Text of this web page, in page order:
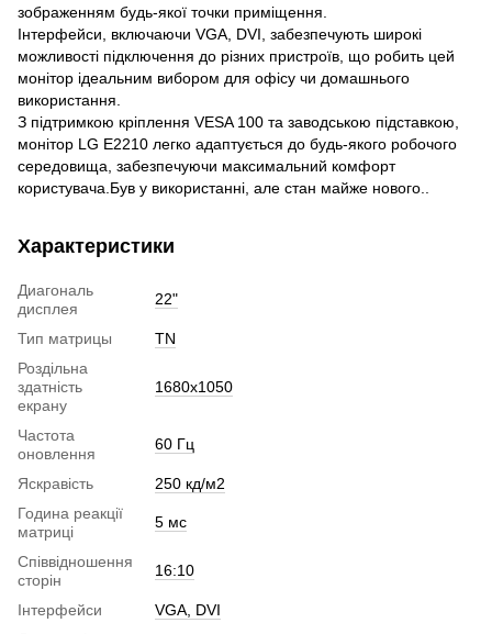
зображенням будь-якої точки приміщення.
Інтерфейси, включаючи VGA, DVI, забезпечують широкі
можливості підключення до різних пристроїв, що робить цей
монітор ідеальним вибором для офісу чи домашнього
використання.
З підтримкою кріплення VESA 100 та заводською підставкою,
монітор LG E2210 легко адаптується до будь-якого робочого
середовища, забезпечуючи максимальний комфорт
користувача.Був у використанні, але стан майже нового..
Характеристики
Диагональ
дисплея
22"
Тип матрицы
TN
Роздільна
здатність
екрану
1680х1050
Частота
оновлення
60 Гц
Яскравість
250 кд/м2
Година реакції
матриці
5 мс
Співвідношення
сторін
16:10
Інтерфейси
VGA, DVI